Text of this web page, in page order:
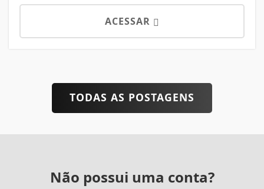
ACESSAR
TODAS AS POSTAGENS
Não possui uma conta?